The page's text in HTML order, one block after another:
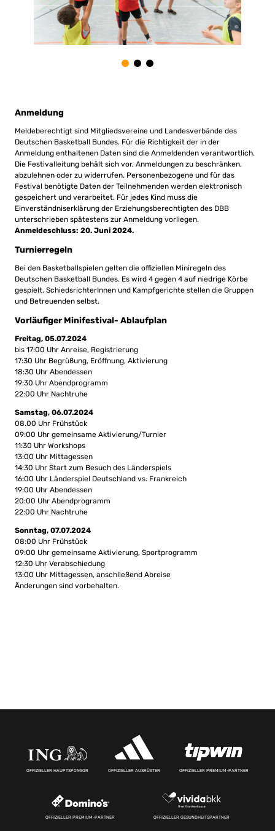
Anmeldung
Meldeberechtigt sind Mitgliedsvereine und Landesverbände des
Deutschen Basketball Bundes. Für die Richtigkeit der in der
Anmeldung enthaltenen Daten sind die Anmeldenden verantwortlich.
Die Festivalleitung behält sich vor, Anmeldungen zu beschränken,
abzulehnen oder zu widerrufen. Personenbezogene und für das
Festival benötigte Daten der Teilnehmenden werden elektronisch
gespeichert und verarbeitet. Für jedes Kind muss die
Einverständniserklärung der Erziehungsberechtigten des DBB
unterschrieben spätestens zur Anmeldung vorliegen.
Anmeldeschluss: 20. Juni 2024.
Turnierregeln
Bei den Basketballspielen gelten die offiziellen Miniregeln des
Deutschen Basketball Bundes. Es wird 4 gegen 4 auf niedrige Körbe
gespielt. SchiedsrichterInnen und Kampfgerichte stellen die Gruppen
und Betreuenden selbst.
Vorläufiger Minifestival- Ablaufplan
Freitag, 05.07.2024
bis 17:00 Uhr Anreise, Registrierung
17:30 Uhr Begrüßung, Eröffnung, Aktivierung
18:30 Uhr Abendessen
19:30 Uhr Abendprogramm
22:00 Uhr Nachtruhe
Samstag, 06.07.2024
08.00 Uhr Frühstück
09:00 Uhr gemeinsame Aktivierung/Turnier
11:30 Uhr Workshops
13:00 Uhr Mittagessen
14:30 Uhr Start zum Besuch des Länderspiels
16:00 Uhr Länderspiel Deutschland vs. Frankreich
19:00 Uhr Abendessen
20:00 Uhr Abendprogramm
22:00 Uhr Nachtruhe
Sonntag, 07.07.2024
08:00 Uhr Frühstück
09:00 Uhr gemeinsame Aktivierung, Sportprogramm
12:30 Uhr Verabschiedung
13:00 Uhr Mittagessen, anschließend Abreise
Änderungen sind vorbehalten.
OFFIZIELLER HAUPTSPONSOR OFFIZIELLER AUSRÜSTER OFFIZIELLER PREMIUM-PARTNER
OFFIZIELLER PREMIUM-PARTNER OFFIZIELLER GESUNDHEITSPARTNER